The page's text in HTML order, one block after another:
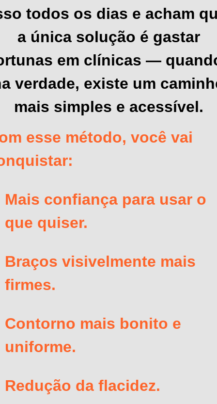
todos os dias e acham
a única solução é gastar
em clínicas —
verdade, existe um
mais simples e acessível.
esse método, você vai
Mais confiança para usar o
que quiser.
Braços visivelmente mais
firmes.
Contorno mais bonito e
uniforme.
Redução da flacidez.